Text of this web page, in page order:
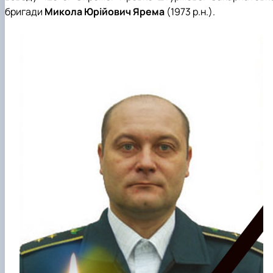
БОРИСЕНКО Володимир Валерійович
(29.07.1981 - 02.02.2024 р.), випускник 2002
ГОРОБЕНКО Олександр Миколайович
(13.09.1986 - 11.11.2024 р.), випускник 2023 ро…
ДАНИЛЕНКО Андрій Миколайович
- 24.08.2024 р.), випускник 2016 року.
ДОСЯК Дмитро Дмитрович (14.05.1981 -
22.12.2023 р.), випускник 2004 року.
ДРУЗЬ Валерій Іванович (02.10.1980 -
05.09.2023 р.), випускник 2003 року.
ДУБИНА Сергій Анатолійович (24.04.1983 -
31.07.2023 р.), випускник 2005 року.
ЗАЛОЗНИЙ Вʼячеслав Анатолійович
(11.06.1984 - 24.09.2024 р.), випускник 2006
ро…
КОВАЛЬСЬКИЙ Павло Васильович
бригади Микола Юрійович Ярема (1973 р.н.).